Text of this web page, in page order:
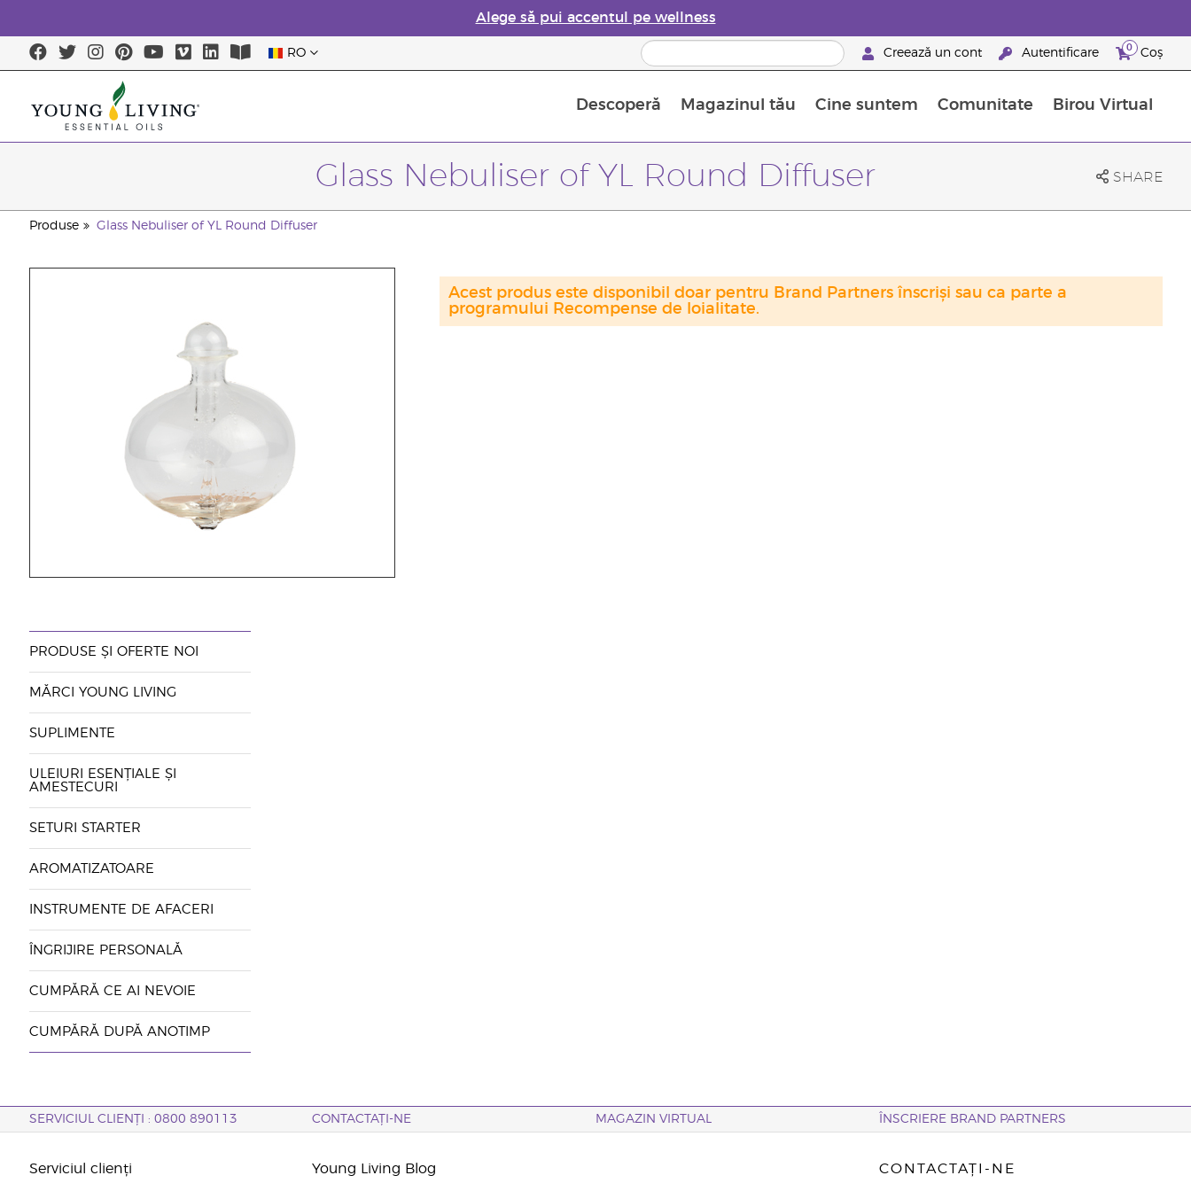
Alege să pui accentul pe wellness
RO Creează un cont Autentificare 0 Coș
Descoperă Magazinul tău Cine suntem Comunitate Birou Virtual
Glass Nebuliser of YL Round Diffuser SHARE
Produse Glass Nebuliser of YL Round Diffuser
Acest produs este disponibil doar pentru Brand Partners înscriși sau ca parte a
programului Recompense de loialitate.
PRODUSE ȘI OFERTE NOI
MĂRCI YOUNG LIVING
SUPLIMENTE
ULEIURI ESENȚIALE ȘI
AMESTECURI
SETURI STARTER
AROMATIZATOARE
INSTRUMENTE DE AFACERI
ÎNGRIJIRE PERSONALĂ
CUMPĂRĂ CE AI NEVOIE
CUMPĂRĂ DUPĂ ANOTIMP
SERVICIUL CLIENȚI : 0800 890113 CONTACTAȚI-NE MAGAZIN VIRTUAL ÎNSCRIERE BRAND PARTNERS
Serviciul clienți Young Living Blog CONTACTAȚI-NE